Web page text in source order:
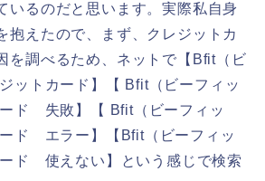
いるのだと思います。実際私自身
抱えたので、まず、クレジットカ
を調べるため、ネットで【Bfit（ビ
ットカード】【 Bfit（ビーフィッ
ード 失敗】【 Bfit（ビーフィッ
ード エラー】【Bfit（ビーフィッ
ード 使えない】という感じで検索